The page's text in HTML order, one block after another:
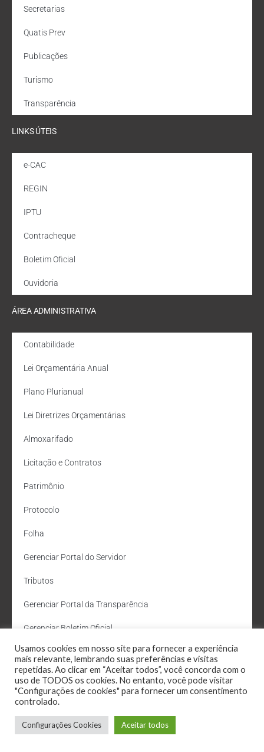
Secretarias
Quatis Prev
Publicações
Turismo
Transparência
LINKS ÚTEIS
e-CAC
REGIN
IPTU
Contracheque
Boletim Oficial
Ouvidoria
ÁREA ADMINISTRATIVA
Contabilidade
Lei Orçamentária Anual
Plano Plurianual
Lei Diretrizes Orçamentárias
Almoxarifado
Licitação e Contratos
Patrimônio
Protocolo
Folha
Gerenciar Portal do Servidor
Tributos
Gerenciar Portal da Transparência
Gerenciar Boletim Oficial
Departamento de Água e Esgoto
Administração Site
Webmail
Usamos cookies em nosso site para fornecer a experiência
mais relevante, lembrando suas preferências e visitas
repetidas. Ao clicar em “Aceitar todos”, você concorda com o
uso de TODOS os cookies. No entanto, você pode visitar
"Configurações de cookies" para fornecer um consentimento
controlado.
Configurações Cookies Aceitar todos